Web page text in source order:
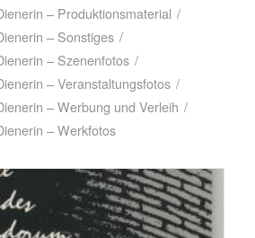
– Produktionsmaterial /
– Sonstiges /
– Szenenfotos /
– Veranstaltungsfotos /
– Werbung und Verleih /
– Werkfotos